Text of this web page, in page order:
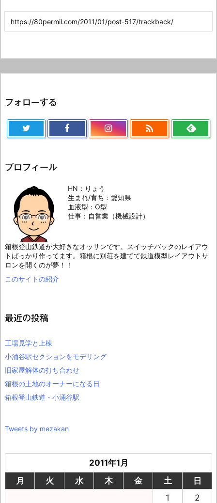
フォローする

プロフィール
HN：りょう
生まれ/育ち：愛知県
血液型：O型
仕事：自営業（機械設計）
箱根登山鉄道が大好きなオッサンです。スイッチバックのレイアウ
トばっかり作ってます。箱根に別荘を建てて鉄道模型レイアウトサ
ロンを開くのが夢！！
このサイトの紹介
最近の投稿
工場見学と上棟
小涌谷駅セクションをモデリング
旧家屋解体の打ち合わせ
箱根の土地のオーナーになる日
箱根登山鉄道・小涌谷駅
Tweets by mezakan
2011年1月
月
火 水 木 金 土
日
1
2